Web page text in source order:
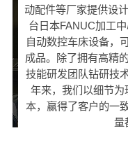
动配件等厂家提供设
台日本FANUC加工
自动数控车床设备，
成品。除了拥有高精
技能研发团队钻研技
年来，我们以细节
本，赢得了客户的一
量